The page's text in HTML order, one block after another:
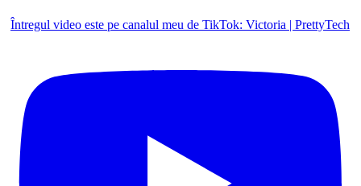
Întregul video este pe canalul meu de TikTok: Victoria | PrettyTech